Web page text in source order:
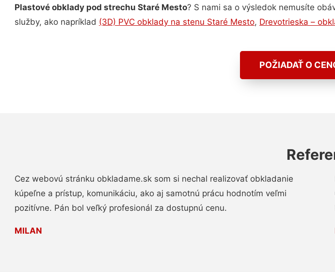
Plastové obklady pod strechu Staré Mesto? S nami sa o výsledok nemusíte
služby, ako napríklad (3D) PVC obklady na stenu Staré Mesto, Drevotrieska –
POŽIADAŤ O
Cez webovú stránku obkladame.sk som si nechal realizovať obkladanie
kúpeľne a prístup, komunikáciu, ako aj samotnú prácu hodnotím veľmi
pozitívne. Pán bol veľký profesionál za dostupnú cenu.
MILAN